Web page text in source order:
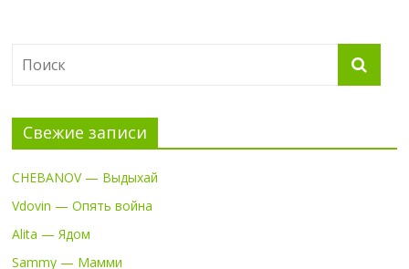
Свежие записи
CHEBANOV — Выдыхай
Vdovin — Опять война
Alita — Ядом
Sammy — Мамми